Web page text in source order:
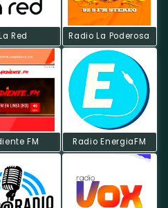
Red Radio La Poderosa
FM Radio EnergiaFM